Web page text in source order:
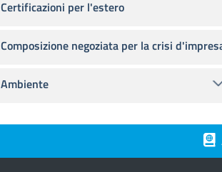
Certificazioni per l'estero
Composizione negoziata per la crisi
Ambiente
Piè